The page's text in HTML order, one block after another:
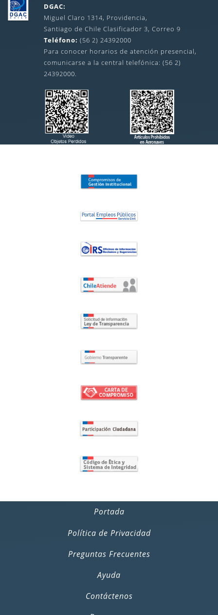
DGAC:
Miguel Claro 1314, Providencia,
Santiago de Chile Clasificador 3, Correo 9
Teléfono: (56 2) 24392000
Para conocer horarios de atención presencial,
comunicarse a la central telefónica: (56 2)
24392000.
Portada
Política de Privacidad
Preguntas Frecuentes
Ayuda
Contáctenos